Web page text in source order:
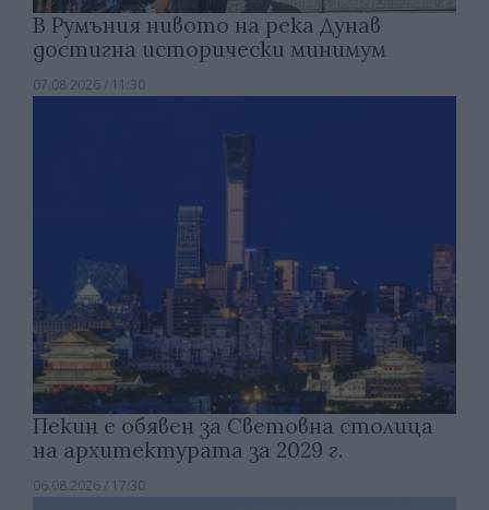
В Румъния нивото на река Дунав
достигна исторически минимум
07.08.2026 / 11:30
Пекин е обявен за Световна столица
на архитектурата за 2029 г.
06.08.2026 / 17:30